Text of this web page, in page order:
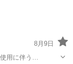
8月9日
用に伴う…